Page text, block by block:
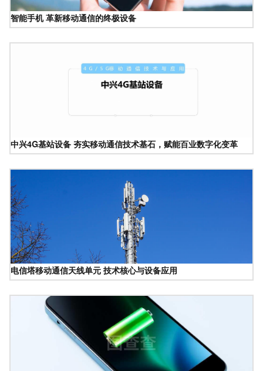
智能手机 革新移动通信的终极设备
中兴4G基站设备 夯实移动通信技术基石，赋能百业数字化变革
电信塔移动通信天线单元 技术核心与设备应用